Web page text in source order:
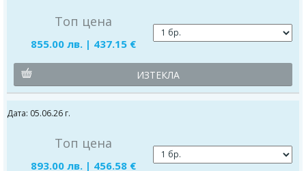
Топ цена
855.00 лв. | 437.15 €
ИЗТЕКЛА
Дата: 05.06.26 г.
Топ цена
893.00 лв. | 456.58 €